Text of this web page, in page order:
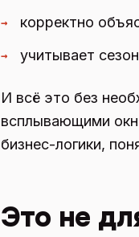
→ корректно
→ учитывает
И всё это без
всплывающими
бизнес-логики,
Это не